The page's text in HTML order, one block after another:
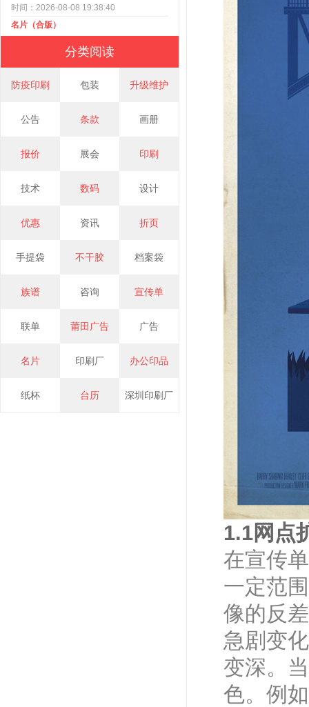
名片（合版）
订单：26080887562
时间：2026-08-08 19:37:34
数码单张打印（数码）
时间：2026-08-08 19:33:29
订单：26080830235
宣传单（专版）
时间：2026-08-08 18:28:08
订单：26080880395
合版宣传单（合版）
时间：2026-08-08 18:24:38
订单：26080816053
合版宣传单（合版）
时间：2026-08-08 18:18:31
分类阅读
防疫印刷 包装 升级维护
公告 条款 画册
报价 展会 印刷
技术 数码 设计
优惠 资讯 折页
手提袋 不干胶 档案袋
族谱 咨询 宣传单
联单 莆田广告 广告
名片 印刷厂 办公印品
纸杯 台历 深圳印刷厂
1.1网点
在宣传
一定范
像的反
急剧变
变深。
色。例